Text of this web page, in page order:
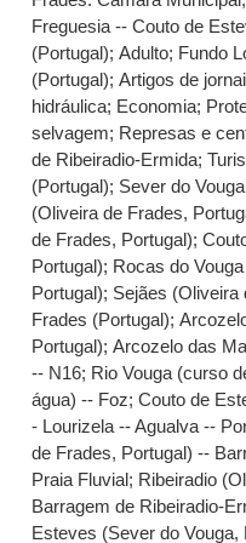
Freguesia -- Couto de
(Portugal);Adulto; Fundo
(Portugal);Artigos de
hidráulica; Economia;
selvagem; Represas e
de Ribeiradio-Ermida;
(Portugal); Sever do
(Oliveira de Frades,
de Frades, Portugal);
Portugal); Rocas do
Portugal); Sejães (Oliveira
Frades (Portugal);
Portugal);Arcozelo das
-- N16; Rio Vouga (curso
água) -- Foz;Couto de
- Lourizela -- Agualva --
de Frades, Portugal) --
Praia Fluvial; Ribeiradio
Barragem de Ribeiradio-
Esteves (Sever do